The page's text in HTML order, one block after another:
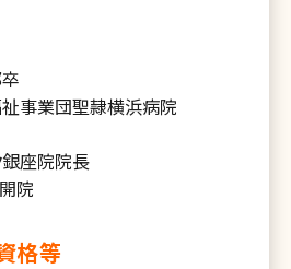
事業団聖隷横浜病院
銀座院院長
院
格等